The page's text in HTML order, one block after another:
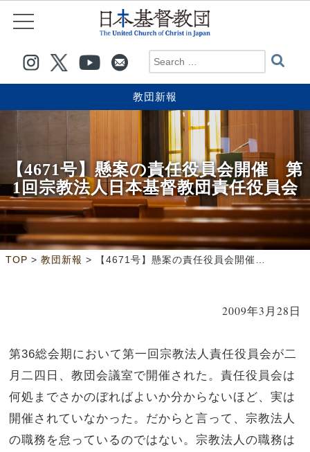
教団新報
【4671号】懸案の責任役員会開催 第
1回宗教法人日本基督教団責任役員会
TOP > 教団新報 > 【4671号】懸案の責任役員会開催 第1回宗教法人日本基督教団責任役員会
2009年3月28日
第36総会期において第一回宗教法人責任役員会が二
月二四日、教団会議室で開催された。責任役員会は
何処までさかのぼればよいか分からないほど、実は
開催されていなかった。だからと言って、宗教法人
の職務を怠っているのではない。宗教法人の職務は